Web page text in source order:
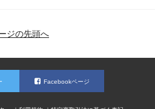
ジの先頭へ
Facebookページ